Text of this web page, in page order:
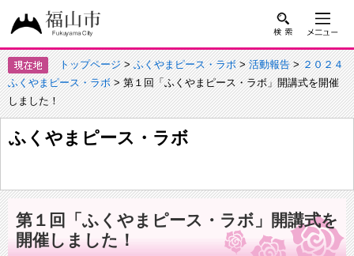
トップページ>ふくやまピース・ラボ>活動報告>２０２４
ふくやまピース・ラボ> 第１回「ふくやまピース・ラボ」開講式を開催
しました！
ふくやまピース・ラボ
第１回「ふくやまピース・ラボ」開講式を
開催しました！